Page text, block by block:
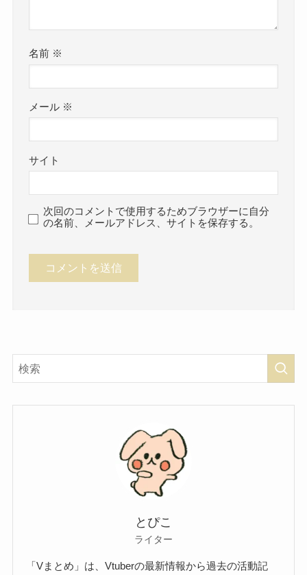
名前 ※
メール ※
サイト
次回のコメントで使用するためブラウザーに自分
の名前、メールアドレス、サイトを保存する。
とぴこ
ライター
「Vまとめ」は、Vtuberの最新情報から過去の活動記